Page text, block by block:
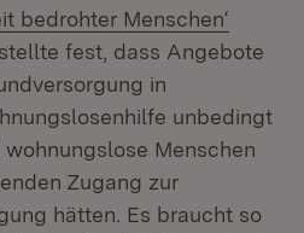
bedrohter Menschen‘
in neuem Fenster)
fest, dass Angebote
in
unbedingt
Menschen
Zugang zur
hätten. Es braucht so